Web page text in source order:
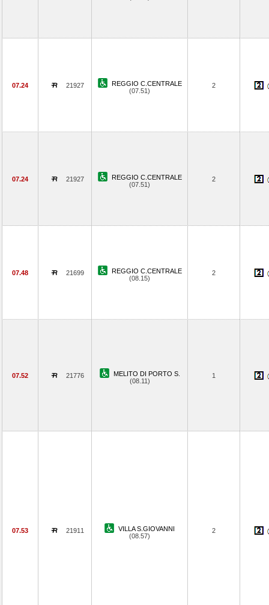
07.24 21927
REGGIO C.CENTRALE
(07.51)
2
07.24 21927
REGGIO C.CENTRALE
(07.51)
2
07.48 21699
REGGIO C.CENTRALE
(08.15)
2
07.52 21776
MELITO DI PORTO S.
(08.11)
1
07.53 21911
VILLA S.GIOVANNI
(08.57)
2